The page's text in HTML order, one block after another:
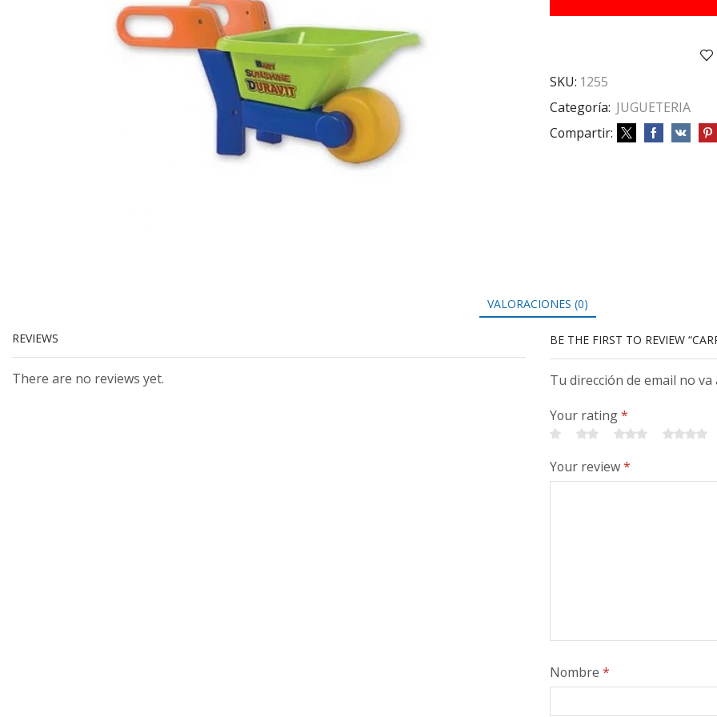
Art
SKU: 1255
Categoría: JUGUETERIA
Compartir:
VALORACIONES (0)
REVIEWS
There are no reviews yet.
BE THE FIRST TO REVIEW
Tu dirección de email no
Your rating*
Your review*
Nombre *